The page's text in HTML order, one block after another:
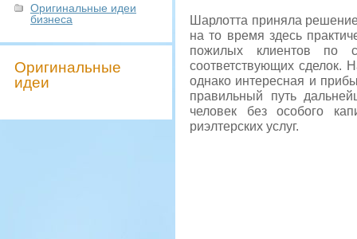
Оригинальные идеи
бизнеса
Оригинальные
идеи
Шарлотта приняла
на то время здесь
пожилых клиентов по
соответствующих сделок.
однако интересная и
правильный путь
человек без особого
риэлтерских услуг.